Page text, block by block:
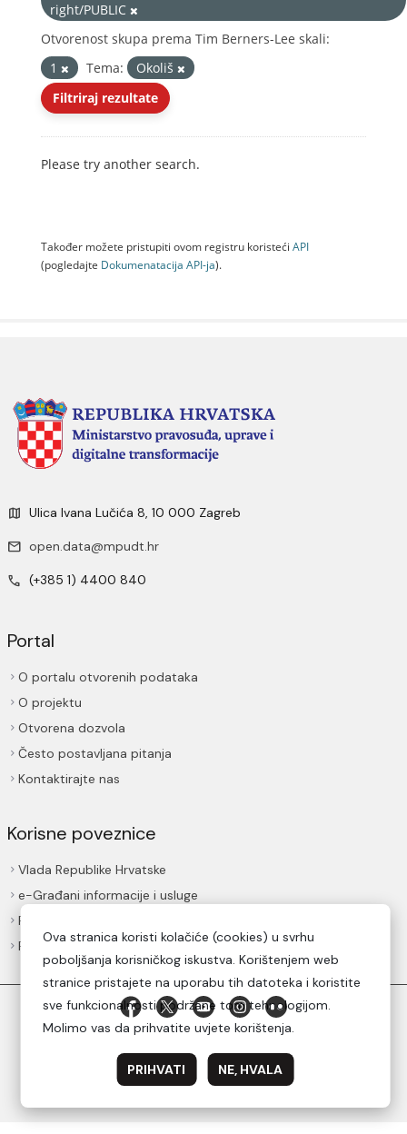
right/PUBLIC
Otvorenost skupa prema Tim Berners-Lee skali:
1
Tema:
Okoliš
Filtriraj rezultate
Please try another search.
Također možete pristupiti ovom registru koristeći API
(pogledajte Dokumenаtаcijа API-jа).